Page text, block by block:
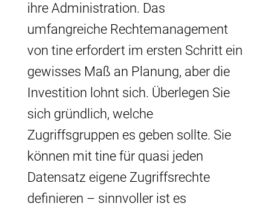
ihre Administration. Das
umfangreiche Rechtemanagement
von tine erfordert im ersten Schritt ein
gewisses Maß an Planung, aber die
Investition lohnt sich. Überlegen Sie
sich gründlich, welche
Zugriffsgruppen es geben sollte. Sie
können mit tine für quasi jeden
Datensatz eigene Zugriffsrechte
definieren – sinnvoller ist es